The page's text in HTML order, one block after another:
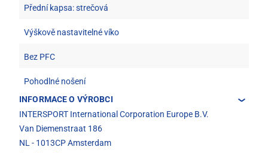
Přední kapsa: strečová
Výškově nastavitelné víko
Bez PFC
Pohodlné nošení
INFORMACE O VÝROBCI
INTERSPORT International Corporation Europe B.V.
Van Diemenstraat 186
NL - 1013CP Amsterdam